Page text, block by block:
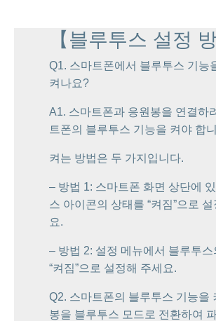
【블루투스 설정 방
Q1. 스마트폰에서 블루투스 기능
켜나요?
A1. 스마트폰과 응원봉을 연결하
트폰의 블루투스 기능을 켜야 합
켜는 방법은 두 가지입니다.
– 방법 1: 스마트폰 화면 상단에
스 아이콘의 상태를 “켜짐”으로 설
요.
– 방법 2: 설정 메뉴에서 블루투스
“켜짐”으로 설정해 주세요.
Q2. 스마트폰의 블루투스 기능을
봉을 블루투스 모드로 전환하여